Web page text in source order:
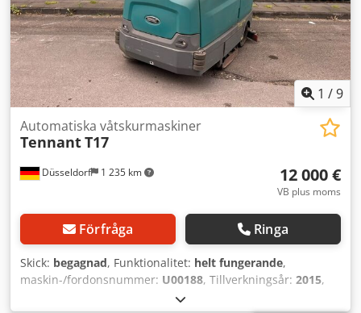
1 /9
Düsseldorf 1 235 km
Automatiska våtskurmaskiner
TennantT17
12 000 €
VB plus moms
Förfråga Ringa
Skick: begagnad, Funktionalitet: helt fungerande,
maskin-/fordonsnummer: U00188, Tillverkningsår: 2015,
, byggnadshöjd: